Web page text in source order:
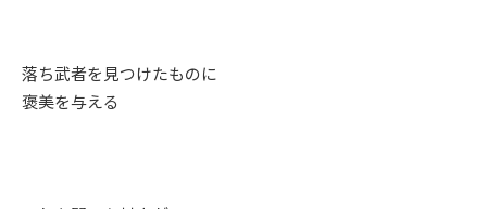
落ち武者を見つけたものに
褒美を与える